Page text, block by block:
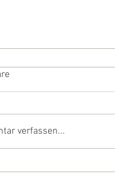
verfassen...